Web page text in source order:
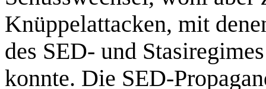
Knüppelattacken, mit
des SED- und
konnte. Die SED-